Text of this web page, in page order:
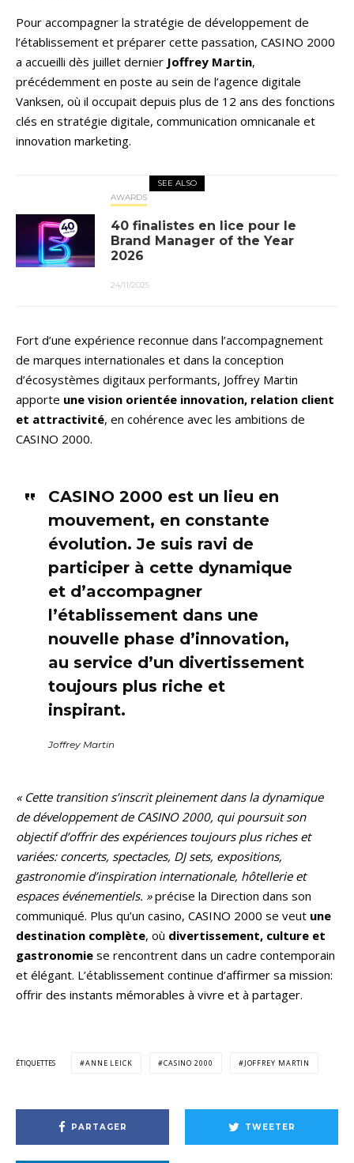
Pour accompagner la stratégie de développement de
l’établissement et préparer cette passation, CASINO 2000
a accueilli dès juillet dernier Joffrey Martin,
précédemment en poste au sein de l’agence digitale
Vanksen, où il occupait depuis plus de 12 ans des fonctions
clés en stratégie digitale, communication omnicanale et
innovation marketing.
SEE ALSO
AWARDS
40 finalistes en lice pour le
Brand Manager of the Year
2026
24/11/2025
Fort d’une expérience reconnue dans l’accompagnement
de marques internationales et dans la conception
d’écosystèmes digitaux performants, Joffrey Martin
apporte une vision orientée innovation, relation client
et attractivité, en cohérence avec les ambitions de
CASINO 2000.
CASINO 2000 est un lieu en
mouvement, en constante
évolution. Je suis ravi de
participer à cette dynamique
et d’accompagner
l’établissement dans une
nouvelle phase d’innovation,
au service d’un divertissement
toujours plus riche et
inspirant.
Joffrey Martin
« Cette transition s’inscrit pleinement dans la dynamique
de développement de CASINO 2000, qui poursuit son
objectif d’offrir des expériences toujours plus riches et
variées: concerts, spectacles, DJ sets, expositions,
gastronomie d’inspiration internationale, hôtellerie et
espaces événementiels. »précise la Direction dans son
communiqué. Plus qu’un casino, CASINO 2000 se veut une
destination complète, où divertissement, culture et
gastronomie se rencontrent dans un cadre contemporain
et élégant. L’établissement continue d’affirmer sa mission:
offrir des instants mémorables à vivre et à partager.
ÉTIQUETTES ANNE LEICK CASINO 2000 JOFFREY MARTIN
PARTAGER TWEETER